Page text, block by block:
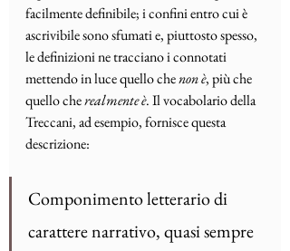
facilmente definibile; i confini entro cui è
ascrivibile sono sfumati e, piuttosto spesso,
le definizioni ne tracciano i connotati
mettendo in luce quello che nonè, più che
quello che realmente è. Il vocabolario della
Treccani, ad esempio, fornisce questa
descrizione:
Componimento letterario di
carattere narrativo, quasi sempre